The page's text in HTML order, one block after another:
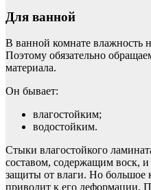
Для ванной
В ванной комнате влажность
Поэтому обязательно
материала.
Он бывает:
влагостойким;
водостойким.
Стыки влагостойкого
составом, содержащим воск,
защиты от влаги. Но большое
приводит к его деформации.